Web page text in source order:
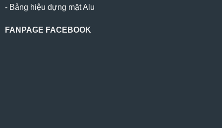
- Bảng hiệu dựng mặt Alu
FANPAGE FACEBOOK